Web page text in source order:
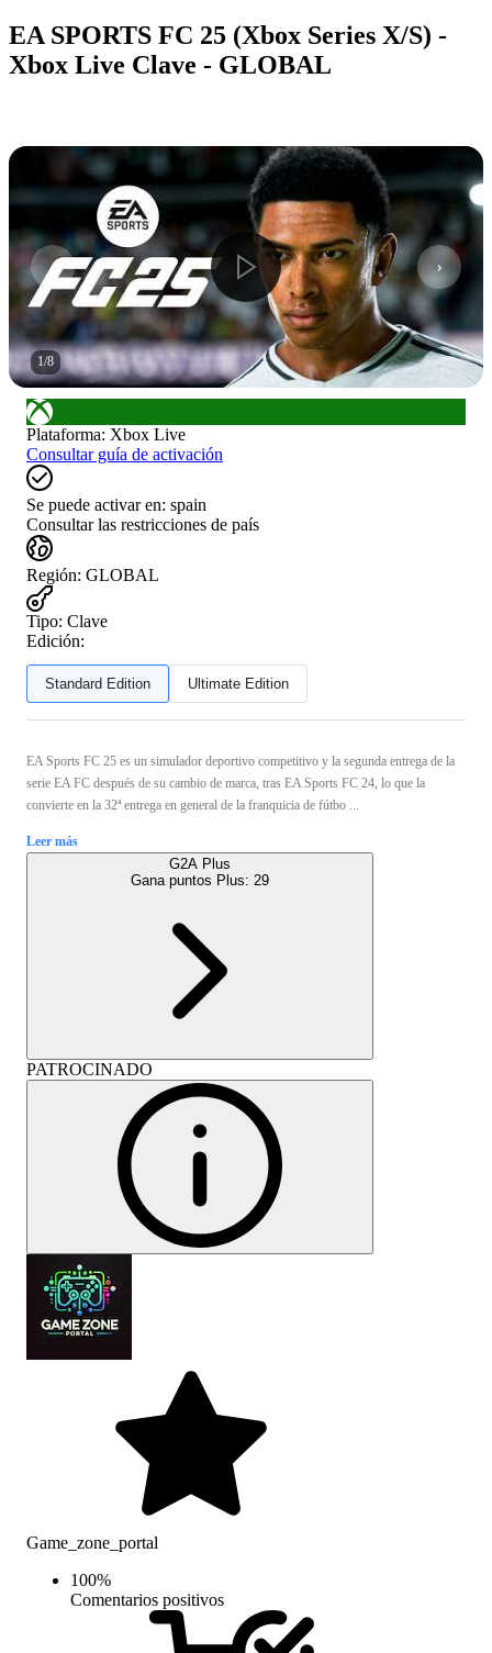
EA SPORTS FC 25 (Xbox Series X/S) -
Xbox Live Clave - GLOBAL
1/8
Plataforma: Xbox Live
Consultar guía de activación
Se puede activar en: spain
Consultar las restricciones de país
Región: GLOBAL
Tipo: Clave
Edición:
Standard Edition Ultimate Edition
EA Sports FC 25 es un simulador deportivo competitivo y la segunda entrega de la
serie EA FC después de su cambio de marca, tras EA Sports FC 24, lo que la
convierte en la 32ª entrega en general de la franquicia de fútbo ...
Leer más
G2A Plus
Gana puntos Plus: 29
PATROCINADO
Game_zone_portal
100%
Comentarios positivos